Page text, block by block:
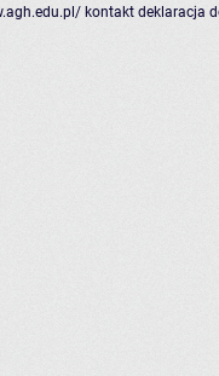
kontakt deklaracja